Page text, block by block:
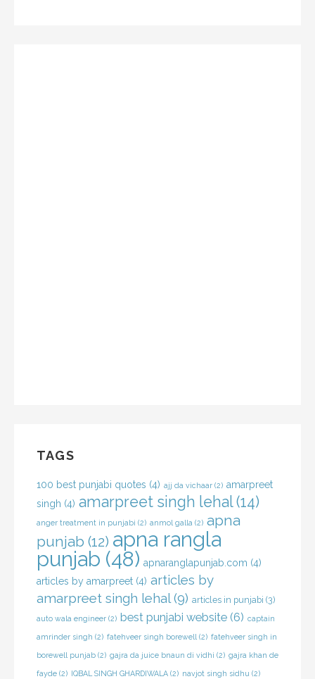
TAGS
100 best punjabi quotes (4) ajj da vichaar (2) amarpreet
singh (4) amarpreet singh lehal(14)
anger treatment in punjabi (2) anmol galla (2) apna
punjab (12) apna rangla
punjab (48) apnaranglapunjab.com (4)
articles by amarpreet (4) articles by
amarpreet singh lehal(9) articles in punjabi (3)
auto wala engineer (2) best punjabi website (6) captain
amrinder singh (2) fatehveer singh borewell (2) fatehveer singh in
borewell punjab (2) gajra da juice bnaun di vidhi (2) gajra khan de
fayde (2) IQBAL SINGH GHARDIWALA (2) navjot singh sidhu (2)